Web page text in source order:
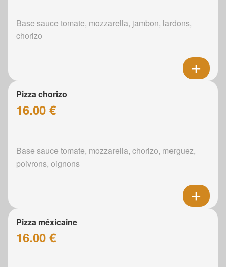
Base sauce tomate, mozzarella, jambon, lardons,
chorizo
Pizza chorizo
16.00 €
Base sauce tomate, mozzarella, chorizo, merguez,
poivrons, oignons
Pizza méxicaine
16.00 €